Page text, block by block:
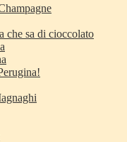
che sa di cioccolato